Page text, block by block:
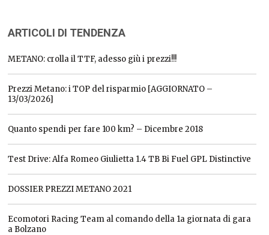
ARTICOLI DI TENDENZA
METANO: crolla il TTF, adesso giù i prezzi!!!
Prezzi Metano: i TOP del risparmio [AGGIORNATO –
13/03/2026]
Quanto spendi per fare 100 km? – Dicembre 2018
Test Drive: Alfa Romeo Giulietta 1.4 TB Bi Fuel GPL Distinctive
DOSSIER PREZZI METANO 2021
Ecomotori Racing Team al comando della 1a giornata di gara
a Bolzano